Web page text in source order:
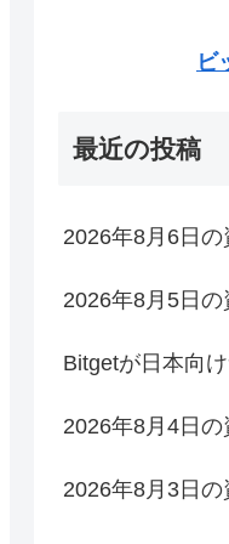
ビ
最近の投稿
2026年8月6日
2026年8月5日
Bitgetが日本向
2026年8月4日
2026年8月3日